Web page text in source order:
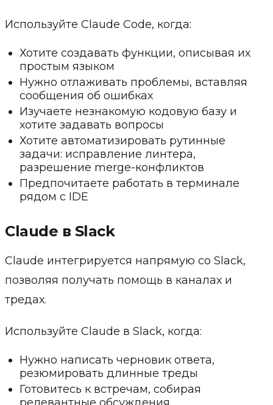
Используйте Claude Code, когда:
Хотите создавать функции, описывая их
простым языком
Нужно отлаживать проблемы, вставляя
сообщения об ошибках
Изучаете незнакомую кодовую базу и
хотите задавать вопросы
Хотите автоматизировать рутинные
задачи: исправление линтера,
разрешение merge-конфликтов
Предпочитаете работать в терминале
рядом с IDE
Claude в Slack
Claude интегрируется напрямую со Slack,
позволяя получать помощь в каналах и
тредах.
Используйте Claude в Slack, когда:
Нужно написать черновик ответа,
резюмировать длинные треды
Готовитесь к встречам, собирая